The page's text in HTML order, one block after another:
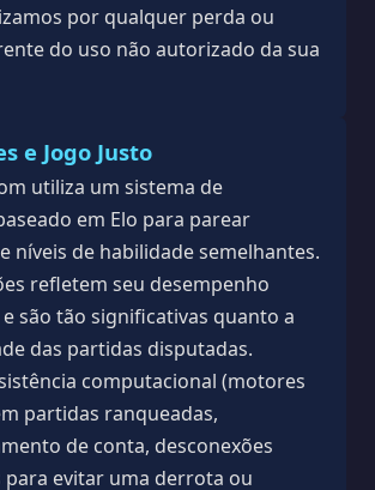
por qualquer perda ou
do uso não autorizado da sua
e Jogo Justo
utiliza um sistema de
em Elo para parear
níveis de habilidade semelhantes.
refletem seu desempenho
são tão significativas quanto a
das partidas disputadas.
computacional (motores
partidas ranqueadas,
de conta, desconexões
para evitar uma derrota ou